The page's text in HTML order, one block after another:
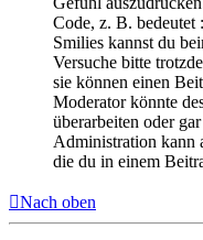
Code, z. B.
Smilies kannst du
Versuche bitte
sie können einen
Moderator könnte
überarbeiten oder
Administration kann
die du in einem
Nach oben